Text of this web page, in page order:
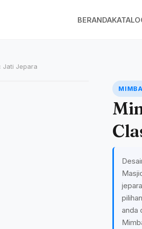
BERANDA
Jati Jepara
anda